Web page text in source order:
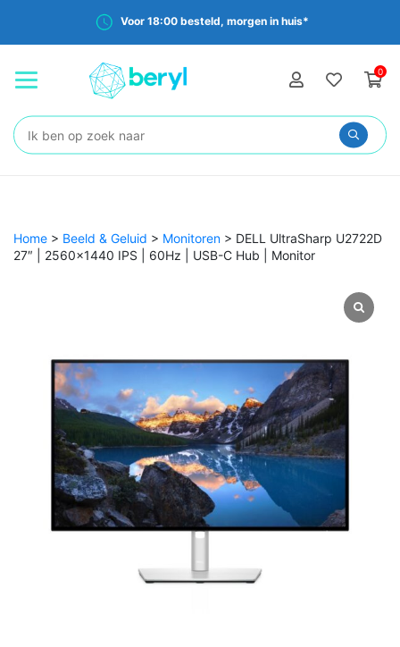
Voor 18:00 besteld, morgen in huis*
0
Zoeken:
Home > Beeld & Geluid > Monitoren > DELL UltraSharp U2722D
27″ | 2560×1440 IPS | 60Hz | USB-C Hub | Monitor